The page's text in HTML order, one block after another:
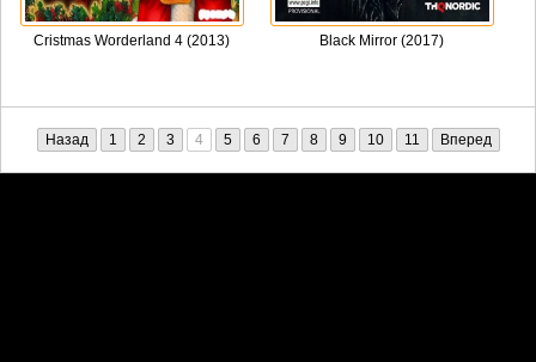
Cristmas Worderland 4 (2013) Black Mirror (2017)
Назад 1 2 3 4 5 6 7 8 9 10 11 Вперед